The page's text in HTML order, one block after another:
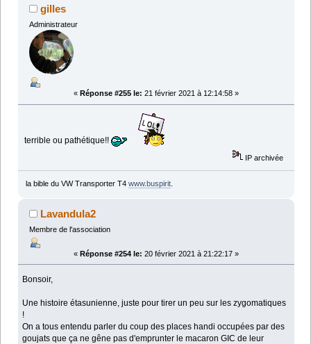
gilles
Administrateur
« Réponse #255 le: 21 février 2021 à 12:14:58 »
terrible ou pathétique!!
IP archivée
la bible du VW Transporter T4 www.buspirit.
Lavandula2
Membre de l'association
« Réponse #254 le: 20 février 2021 à 21:22:17 »
Bonsoir,
Une histoire étasunienne, juste pour tirer un peu sur les zygomatiques
!
On a tous entendu parler du coup des places handi occupées par des
goujats que ça ne gêne pas d'emprunter le macaron GIC de leur